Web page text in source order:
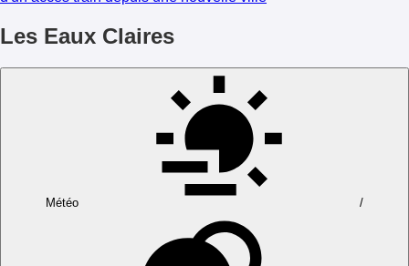
Les Eaux Claires
Météo /